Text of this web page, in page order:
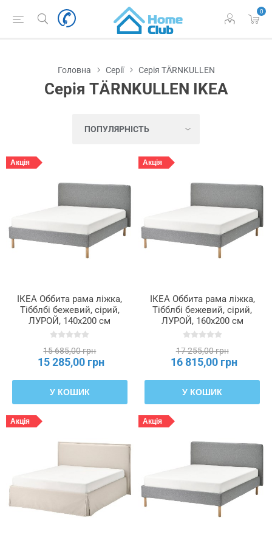
0
Головна Серії Серія TÄRNKULLEN
Серія TÄRNKULLEN IKEA
Акція
ІКЕА Оббита рама ліжка,
Тібблбі бежевий, сірий,
ЛУРОЙ, 140x200 см
TÄRNKULLEN, 195.643.39
15 685,00 грн
15 285,00 грн
У КОШИК
Акція
ІКЕА Оббита рама ліжка,
Тібблбі бежевий, сірий,
ЛУРОЙ, 160x200 см
TÄRNKULLEN, 595.643.37
17 255,00 грн
16 815,00 грн
У КОШИК
Акція Акція